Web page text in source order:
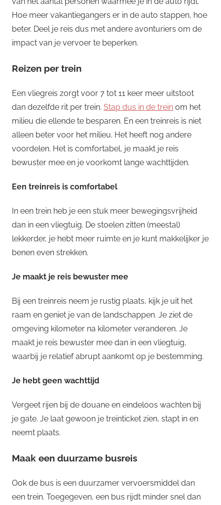
Hoe meer vakantiegangers er in de auto stappen, hoe
beter. Deel je reis dus met andere avonturiers om de
impact van je vervoer te beperken.
Reizen per trein
Een vliegreis zorgt voor 7 tot 11 keer meer uitstoot
dan dezelfde rit per trein. Stap dus in de trein om het
milieu die ellende te besparen. En een treinreis is niet
alleen beter voor het milieu. Het heeft nog andere
voordelen. Het is comfortabel, je maakt je reis
bewuster mee en je voorkomt lange wachttijden.
Een treinreis is comfortabel
In een trein heb je een stuk meer bewegingsvrijheid
dan in een vliegtuig. De stoelen zitten (meestal)
lekkerder, je hebt meer ruimte en je kunt makkelijker je
benen even strekken.
Je maakt je reis bewuster mee
Bij een treinreis neem je rustig plaats, kijk je uit het
raam en geniet je van de landschappen. Je ziet de
omgeving kilometer na kilometer veranderen. Je
maakt je reis bewuster mee dan in een vliegtuig,
waarbij je relatief abrupt aankomt op je bestemming.
Je hebt geen wachttijd
Vergeet rijen bij de douane en eindeloos wachten bij
je gate. Je laat gewoon je treinticket zien, stapt in en
neemt plaats.
Maak een duurzame busreis
Ook de bus is een duurzamer vervoersmiddel dan
een trein. Toegegeven, een bus rijdt minder snel dan